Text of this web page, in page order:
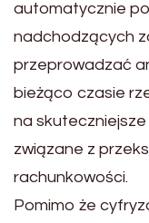
automatycznie
nadchodzących
przeprowadzać
bieżąco czasie
na
związane z
rachunkowości.
Pomimo że